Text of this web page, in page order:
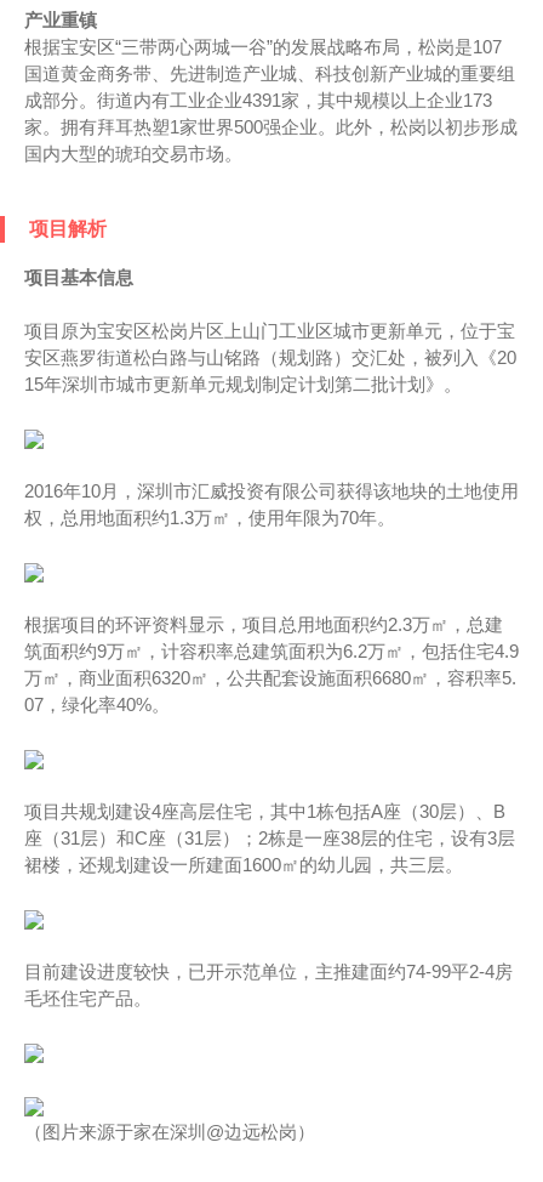
产业重镇
根据宝安区“三带两心两城一谷”的发展战略布局，松岗是107
国道黄金商务带、先进制造产业城、科技创新产业城的重要组
成部分。街道内有工业企业4391家，其中规模以上企业173
家。拥有拜耳热塑1家世界500强企业。此外，松岗以初步形成
国内大型的琥珀交易市场。
项目解析
项目基本信息
项目原为宝安区松岗片区上山门工业区城市更新单元，位于宝
安区燕罗街道松白路与山铭路（规划路）交汇处，被列入《20
15年深圳市城市更新单元规划制定计划第二批计划》。
2016年10月，深圳市汇威投资有限公司获得该地块的土地使用
权，总用地面积约1.3万㎡，使用年限为70年。
根据项目的环评资料显示，项目总用地面积约2.3万㎡，总建
筑面积约9万㎡，计容积率总建筑面积为6.2万㎡，包括住宅4.9
万㎡，商业面积6320㎡，公共配套设施面积6680㎡，容积率5.
07，绿化率40%。
项目共规划建设4座高层住宅，其中1栋包括A座（30层）、B
座（31层）和C座（31层）；2栋是一座38层的住宅，设有3层
裙楼，还规划建设一所建面1600㎡的幼儿园，共三层。
目前建设进度较快，已开示范单位，主推建面约74-99平2-4房
毛坯住宅产品。
（图片来源于家在深圳@边远松岗）